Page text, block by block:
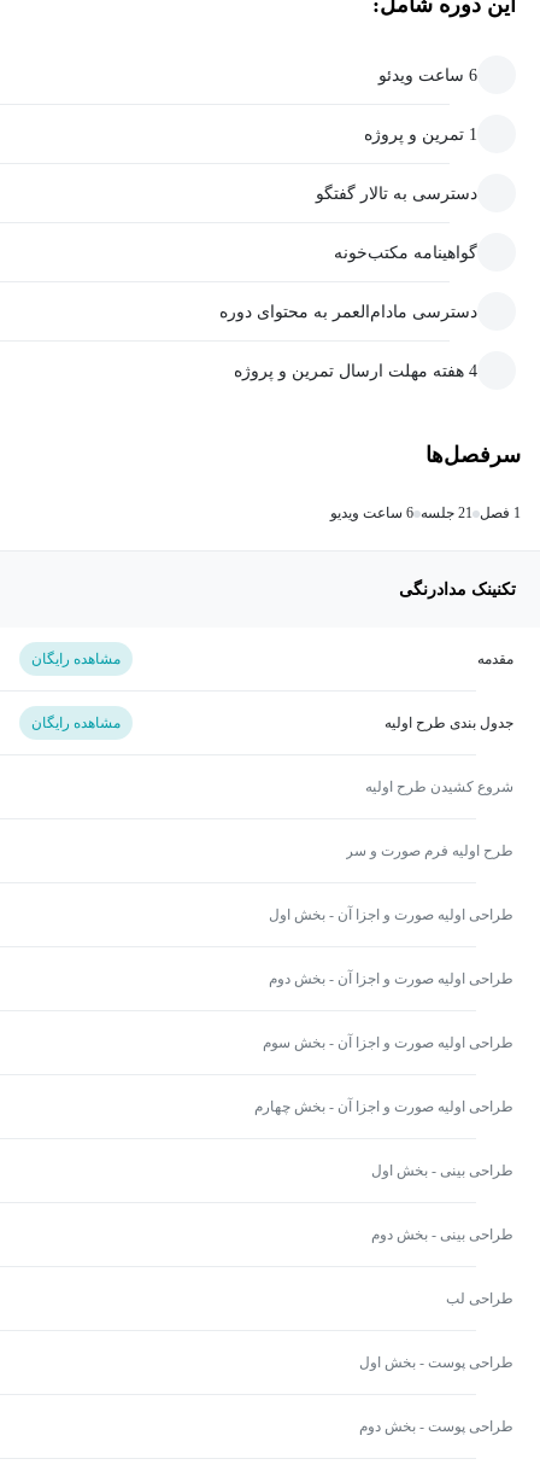
این دوره شامل:
6 ساعت ویدئو
1 تمرین و پروژه
دسترسی به تالار گفتگو
گواهینامه مکتب‌خونه
دسترسی مادام‌العمر به محتوای دوره
4 هفته مهلت ارسال تمرین و پروژه
سرفصل‌ها
1 فصل 21 جلسه 6 ساعت ویدیو
تکنینک مدادرنگی
مقدمه مشاهده رایگان
جدول بندی طرح اولیه مشاهده رایگان
شروع کشیدن طرح اولیه
طرح اولیه فرم صورت و سر
طراحی اولیه صورت و اجزا آن - بخش اول
طراحی اولیه صورت و اجزا آن - بخش دوم
طراحی اولیه صورت و اجزا آن - بخش سوم
طراحی اولیه صورت و اجزا آن - بخش چهارم
طراحی بینی - بخش اول
طراحی بینی - بخش دوم
طراحی لب
طراحی پوست - بخش اول
طراحی پوست - بخش دوم